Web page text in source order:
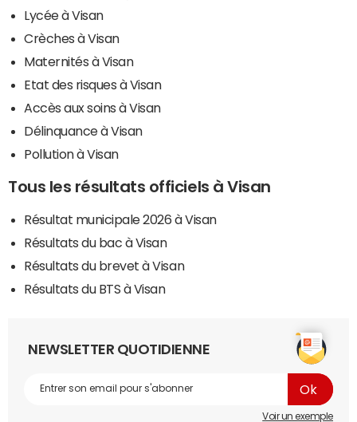
Lycée à Visan
Crèches à Visan
Maternités à Visan
Etat des risques à Visan
Accès aux soins à Visan
Délinquance à Visan
Pollution à Visan
Tous les résultats officiels à Visan
Résultat municipale 2026 à Visan
Résultats du bac à Visan
Résultats du brevet à Visan
Résultats du BTS à Visan
NEWSLETTER QUOTIDIENNE
Voir un exemple